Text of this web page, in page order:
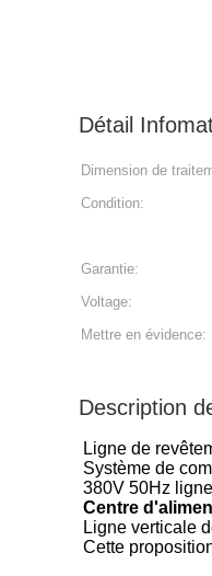
Détail
Dimension de
Condition:
Garantie:
Voltage:
Mettre en évidence:
Description
Ligne de
Système de
380V 50Hz
Centre
Ligne verticale
Cette